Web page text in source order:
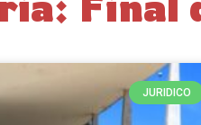
JURIDICO